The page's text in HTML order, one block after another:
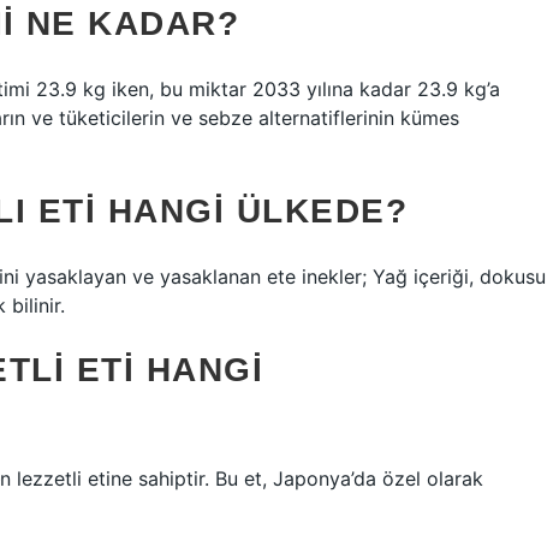
NE KADAR?
23.9 kg iken, bu miktar 2033 yılına kadar 23.9 kg’a
ve tüketicilerin ve sebze alternatiflerinin kümes
ETI HANGI ÜLKEDE?
yasaklayan ve yasaklanan ete inekler; Yağ içeriği, dokusu
bilinir.
ETI HANGI
lezzetli etine sahiptir. Bu et, Japonya’da özel olarak